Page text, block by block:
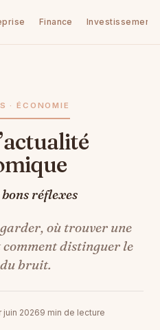
Finance Investissement
· ÉCONOMIE
réflexes
où trouver une
distinguer le
bruit.
juin 20269 min de lecture